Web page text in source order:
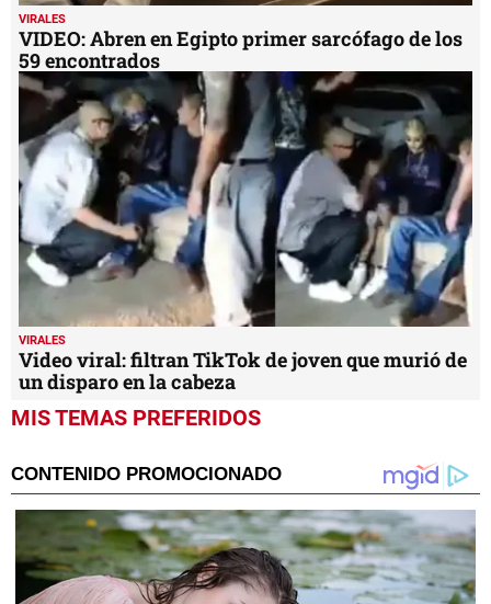
VIRALES
VIDEO: Abren en Egipto primer sarcófago de los
59 encontrados
VIRALES
Video viral: filtran TikTok de joven que murió de
un disparo en la cabeza
MIS TEMAS PREFERIDOS